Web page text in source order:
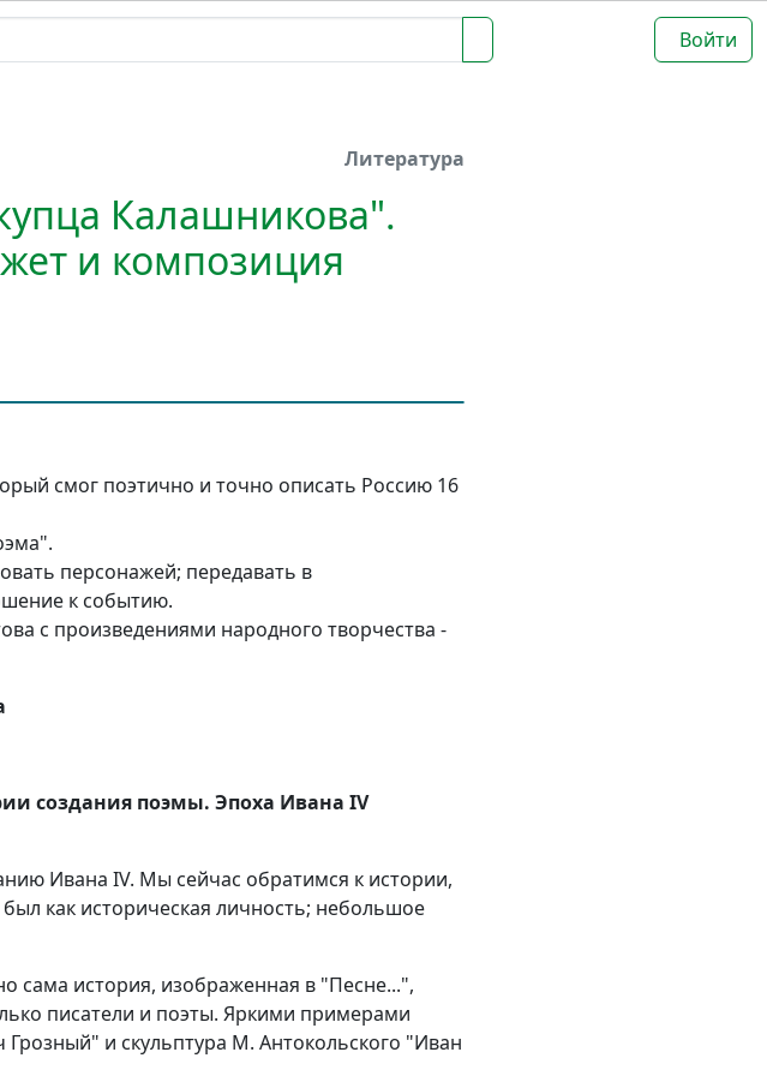
Войти
Литература
Калашникова".
и композиция
смог поэтично и точно описать Россию 16
персонажей; передавать в
к событию.
с произведениями народного творчества -
создания поэмы. Эпоха Ивана IV
Ивана IV. Мы сейчас обратимся к истории,
как историческая личность; небольшое
сама история, изображенная в "Песне...",
писатели и поэты. Яркими примерами
и скульптура М. Антокольского "Иван